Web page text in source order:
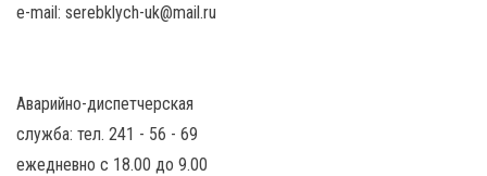
e-mail: serebklych-uk@mail.ru
Аварийно-диспетчерская
служба: тел. 241 - 56 - 69
ежедневно с 18.00 до 9.00